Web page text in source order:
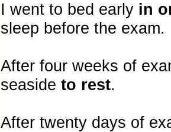
I went to bed early in
sleep before the exam.
After four weeks of
seaside to rest.
After twenty days of